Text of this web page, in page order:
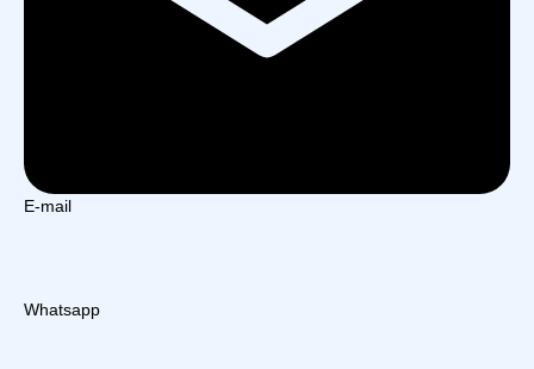
E-mail
Whatsapp